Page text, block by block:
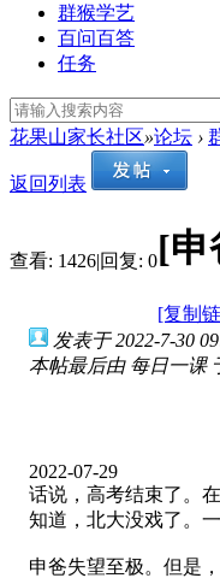
群猴学艺
百问百答
任务
花果山家长社区»论坛 ›
返回列表
查看: 1426|回复: 0[申
[复制
发表于 2022-7-30
本帖最后由 每日一课
2022-07-29
话说，高考结束了。
知道，北大没戏了。
申爸失望至极。但是